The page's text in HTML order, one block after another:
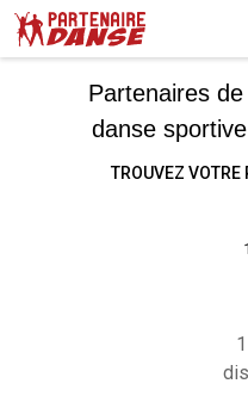
Partenaires
danse
TROUVEZ VOTRE